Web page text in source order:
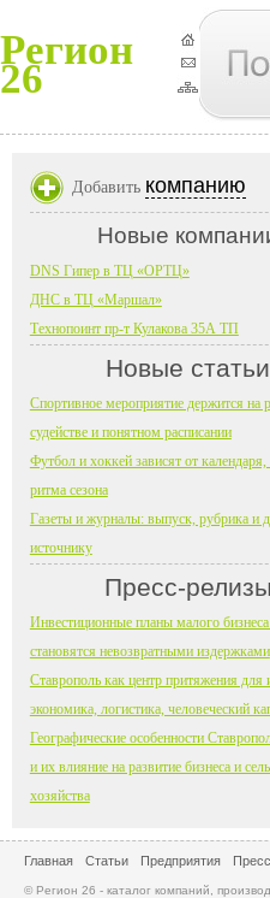
Регион
26
Добавить компанию
Новые
DNS Гипер в ТЦ «ОРТЦ»
ДНС в ТЦ «Маршал»
Технопоинт пр-т Кулакова 35А ТП
Новые статьи
Спортивное мероприятие держится на
судействе и понятном расписании
Футбол и хоккей зависят от календаря,
ритма сезона
Газеты и журналы: выпуск, рубрика и
источнику
Пресс-релизы
Инвестиционные планы малого
становятся невозвратными издержками
Ставрополь как центр притяжения для
экономика, логистика, человеческий
Географические особенности
и их влияние на развитие бизнеса и
хозяйства
Главная Статьи Предприятия
© Регион 26 - каталог компаний,